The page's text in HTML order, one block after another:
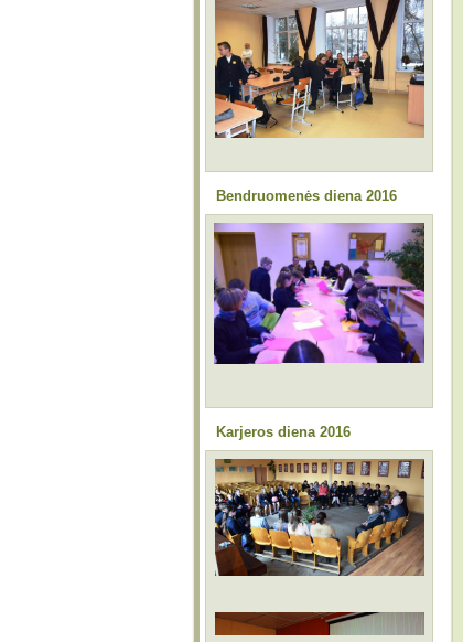
Bendruomenės diena 2016
Karjeros diena 2016